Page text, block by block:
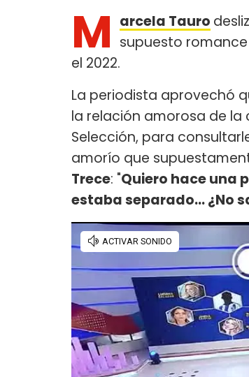
M arcela Tauro
supuesto
el 2022.
La periodista aprovechó
la relación amorosa de
Selección, para
amorío que
Trece: "Quiero hace una
estaba separado... ¿No